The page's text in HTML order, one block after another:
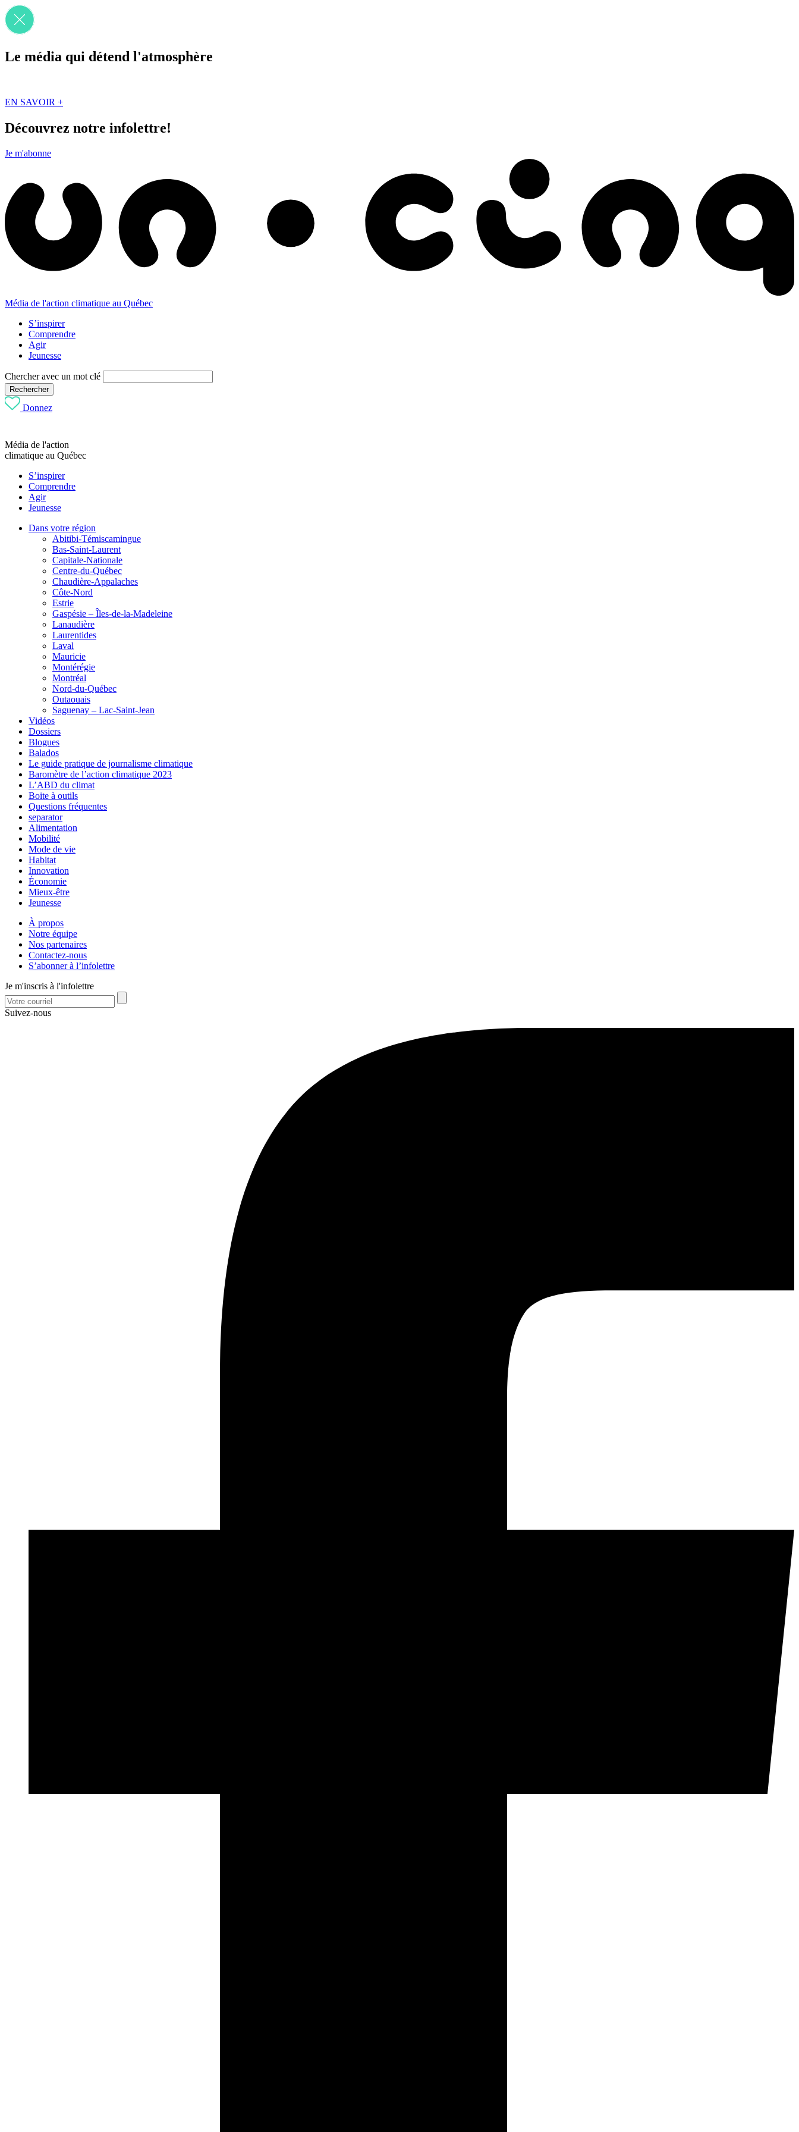
Le média qui détend l'atmosphère
EN SAVOIR +
Découvrez notre infolettre!
Je m'abonne
Média de l'action climatique au Québec
S’inspirer
Comprendre
Agir
Jeunesse
Chercher avec un mot clé
Rechercher
Donnez
Média de l'action
climatique au Québec
S’inspirer
Comprendre
Agir
Jeunesse
Dans votre région
Abitibi-Témiscamingue
Bas-Saint-Laurent
Capitale-Nationale
Centre-du-Québec
Chaudière-Appalaches
Côte-Nord
Estrie
Gaspésie – Îles-de-la-Madeleine
Lanaudière
Laurentides
Laval
Mauricie
Montérégie
Montréal
Nord-du-Québec
Outaouais
Saguenay – Lac-Saint-Jean
Vidéos
Dossiers
Blogues
Balados
Le guide pratique de journalisme climatique
Baromètre de l’action climatique 2023
L’ABD du climat
Boite à outils
Questions fréquentes
separator
Alimentation
Mobilité
Mode de vie
Habitat
Innovation
Économie
Mieux-être
Jeunesse
À propos
Notre équipe
Nos partenaires
Contactez-nous
S’abonner à l’infolettre
Je m'inscris à l'infolettre
Suivez-nous